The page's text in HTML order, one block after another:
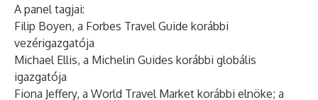
A panel tagjai:
Filip Boyen, a Forbes Travel Guide korábbi
vezérigazgatója
Michael Ellis, a Michelin Guides korábbi globális
igazgatója
Fiona Jeffery, a World Travel Market korábbi elnöke; a